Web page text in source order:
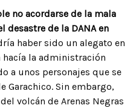
no acordarse de la mala
de la DANA en
haber sido un alegato en
hacía la administración
a unos personajes que se
Garachico. Sin embargo,
volcán de Arenas Negras